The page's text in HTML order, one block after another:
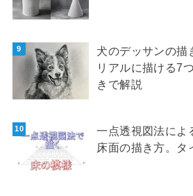
犬のデッサンの描
リアルに描ける7
きで解説
一点透視図法によ
床面の描き方。タ